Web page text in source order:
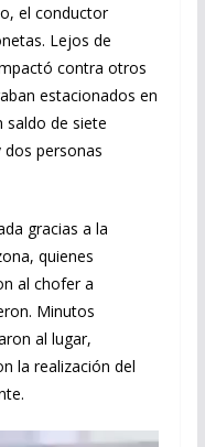
el conductor
Lejos de
contra otros
estacionados en
saldo de siete
personas
gracias a la
quienes
al chofer a
Minutos
al lugar,
la realización del